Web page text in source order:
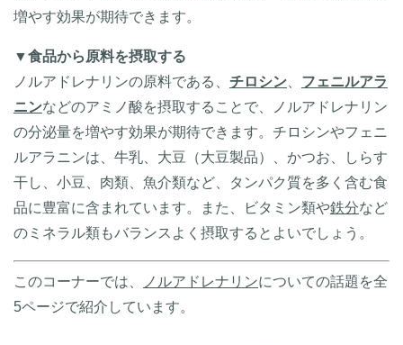
増やす効果が期待できます。
▼食品から原料を摂取する
ノルアドレナリンの原料である、 チロシン
フェニルアラ
ニンなどのアミノ酸を摂取することで、ノルアドレナリン
の分泌量を増やす効果が期待できます。チロシンやフェニ
ルアラニンは、牛乳、大豆（大豆製品）、かつお、しらす
干し、小豆、肉類、魚介類など、タンパク質を多く含む食
品に豊富に含まれています。また、ビタミン類や鉄分など
のミネラル類もバランスよく摂取するとよいでしょう。
このコーナーでは、 ノルアドレナリンについての話題を全
5ページで紹介しています。